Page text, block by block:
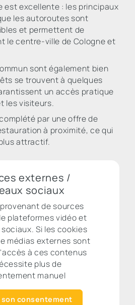
est excellente : les principaux
les autoroutes sont
et permettent de
le centre-ville de Cologne et
sont également bien
se trouvent à quelques
un accès pratique
les visiteurs.
par une offre de
à proximité, ce qui
attractif.
externes /
sociaux
de sources
plateformes vidéo et
Si les cookies
médias externes sont
à ces contenus
plus de
manuel
son consentement